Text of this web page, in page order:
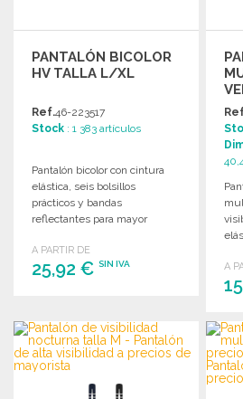
PANTALÓN BICOLOR
HV TALLA L/XL
Ref.46-223517
Stock : 1 383 artículos
Pantalón bicolor con cintura
elástica, seis bolsillos
prácticos y bandas
reflectantes para mayor
profesionales.
A PARTIR DE
25,92 € SIN IVA
Solicitar un presupuesto
G/
A